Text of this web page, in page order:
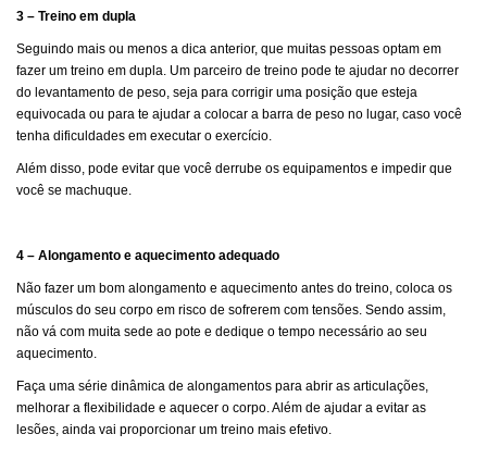
3 – Treino em dupla
Seguindo mais ou menos a dica anterior, que muitas pessoas optam em
fazer um treino em dupla. Um parceiro de treino pode te ajudar no decorrer
do levantamento de peso, seja para corrigir uma posição que esteja
equivocada ou para te ajudar a colocar a barra de peso no lugar, caso você
tenha dificuldades em executar o exercício.
Além disso, pode evitar que você derrube os equipamentos e impedir que
você se machuque.
4 – Alongamento e aquecimento adequado
Não fazer um bom alongamento e aquecimento antes do treino, coloca os
músculos do seu corpo em risco de sofrerem com tensões. Sendo assim,
não vá com muita sede ao pote e dedique o tempo necessário ao seu
aquecimento.
Faça uma série dinâmica de alongamentos para abrir as articulações,
melhorar a flexibilidade e aquecer o corpo. Além de ajudar a evitar as
lesões, ainda vai proporcionar um treino mais efetivo.